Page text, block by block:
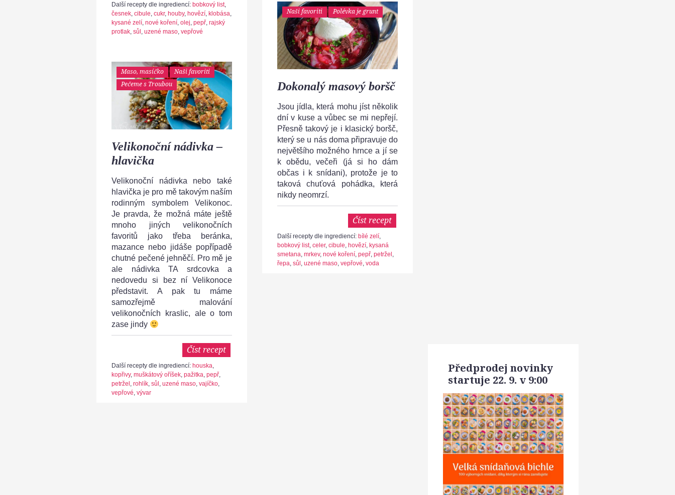
Další recepty dle ingrediencí: bobkový list,
česnek, cibule, cukr, houby, hovězí, klobása,
kysané zelí, nové koření, olej, pepř, rajský
protlak, sůl, uzené maso, vepřové
Naši favoriti Polévka je grunt
Dokonalý masový boršč
Jsou jídla, která mohu jíst několik
dní v kuse a vůbec se mi nepřejí.
Přesně takový je i klasický boršč,
který se u nás doma připravuje do
největšího možného hrnce a jí se
k obědu, večeři (já si ho dám
občas i k snídani), protože je to
taková chuťová pohádka, která
nikdy neomrzí.
Číst recept
Další recepty dle ingrediencí: bílé zelí,
bobkový list, celer, cibule, hovězí, kysaná
smetana, mrkev, nové koření, pepř, petržel,
řepa, sůl, uzené maso, vepřové, voda
Maso, masíčko
Naši favoriti
Pečeme s Troubou
Velikonoční nádivka –
hlavička
Velikonoční nádivka nebo také
hlavička je pro mě takovým naším
rodinným symbolem Velikonoc.
Je pravda, že možná máte ještě
mnoho jiných velikonočních
favoritů jako třeba beránka,
mazance nebo jidáše popřípadě
chutné pečené jehněčí. Pro mě je
ale nádivka TA srdcovka a
nedovedu si bez ní Velikonoce
představit. A pak tu máme
samozřejmě malování
velikonočních kraslic, ale o tom
zase jindy
Číst recept
Další recepty dle ingrediencí: houska,
kopřivy, muškátový oříšek, pažitka, pepř,
petržel , rohlík, sůl , uzené maso, vajíčko,
vepřové, vývar
Předprodej novinky
startuje 22. 9. v 9:00